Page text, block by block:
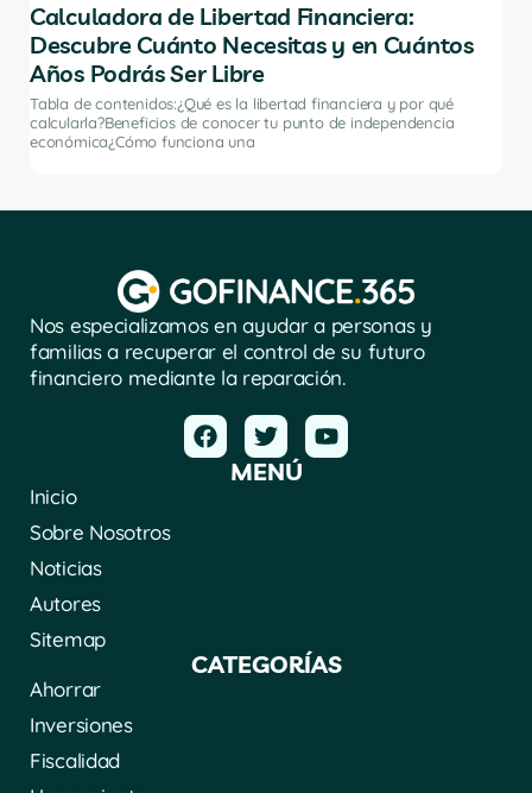
Calculadora de Libertad Financiera:
Descubre Cuánto Necesitas y en Cuántos
Años Podrás Ser Libre
Tabla de contenidos:¿Qué es la libertad financiera y por qué
calcularla?Beneficios de conocer tu punto de independencia
económica¿Cómo funciona una
Nos especializamos en ayudar a personas y
familias a recuperar el control de su futuro
financiero mediante la reparación.
MENÚ
Inicio
Sobre Nosotros
Noticias
Autores
Sitemap
CATEGORÍAS
Ahorrar
Inversiones
Fiscalidad